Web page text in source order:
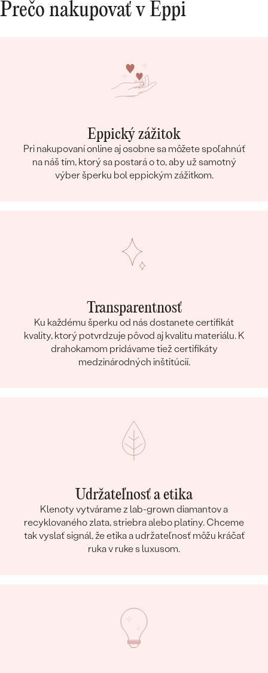
Prečo nakupovať v Eppi
Eppický zážitok
Pri nakupovaní online aj osobne sa môžete spoľahnúť
na náš tím, ktorý sa postará o to, aby už samotný
výber šperku bol eppickým zážitkom.
Transparentnosť
Ku každému šperku od nás dostanete certifikát
kvality, ktorý potvrdzuje pôvod aj kvalitu materiálu. K
drahokamom pridávame tiež certifikáty
medzinárodných inštitúcií.
Udržateľnosť a etika
Klenoty vytvárame z lab-grown diamantov a
recyklovaného zlata, striebra alebo platiny. Chceme
tak vyslať signál, že etika a udržateľnosť môžu kráčať
ruka v ruke s luxusom.